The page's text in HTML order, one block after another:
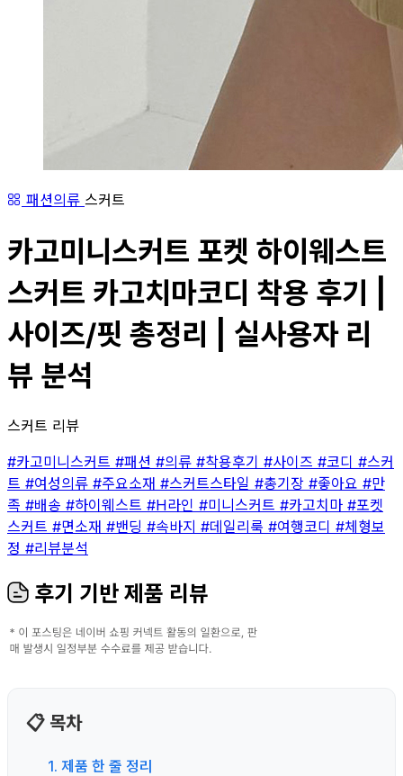
패션의류 스커트
카고미니스커트 포켓 하이웨스트
스커트 카고치마코디 착용 후기 |
사이즈/핏 총정리 | 실사용자 리
뷰 분석
스커트 리뷰
#카고미니스커트 #패션 #의류 #착용후기 #사이즈 #코디 #스커
트 #여성의류 #주요소재 #스커트스타일 #총기장 #좋아요 #만
족 #배송 #하이웨스트 #H라인 #미니스커트 #카고치마 #포켓
스커트 #면소재 #밴딩 #속바지 #데일리룩 #여행코디 #체형보
정 #리뷰분석
후기 기반 제품 리뷰
📋 목차
1. 제품 한 줄 정리